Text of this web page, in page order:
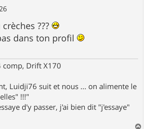
???
dans ton profil
comp, Drift X170
Luidji76 suit et nous ... on alimente le
!!!"
d'y passer, j'ai bien dit "j'essaye"